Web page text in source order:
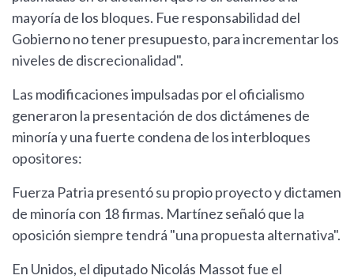
mayoría de los bloques. Fue responsabilidad del
Gobierno no tener presupuesto, para incrementar los
niveles de discrecionalidad".
Las modificaciones impulsadas por el oficialismo
generaron la presentación de dos dictámenes de
minoría y una fuerte condena de los interbloques
opositores:
Fuerza Patria presentó su propio proyecto y dictamen
de minoría con 18 firmas. Martínez señaló que la
oposición siempre tendrá "una propuesta alternativa".
En Unidos, el diputado Nicolás Massot fue el